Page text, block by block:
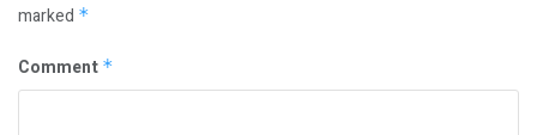
marked *
Comment *